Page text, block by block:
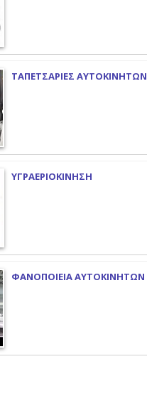
ΤΑΠΕΤΣΑΡΙΕΣ ΑΥΤΟΚΙΝΗΤΩΝ
ΥΓΡΑΕΡΙΟΚΙΝΗΣΗ
ΦΑΝΟΠΟΙΕΙΑ ΑΥΤΟΚΙΝΗΤΩΝ